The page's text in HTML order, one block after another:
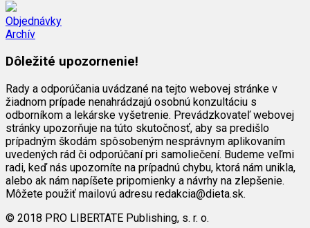
Objednávky
Archív
Dôležité upozornenie!
Rady a odporúčania uvádzané na tejto webovej stránke v
žiadnom prípade nenahrádzajú osobnú konzultáciu s
odborníkom a lekárske vyšetrenie. Prevádzkovateľ webovej
stránky upozorňuje na túto skutočnosť, aby sa predišlo
prípadným škodám spôsobeným nesprávnym aplikovaním
uvedených rád či odporúčaní pri samoliečení. Budeme veľmi
radi, keď nás upozorníte na prípadnú chybu, ktorá nám unikla,
alebo ak nám napíšete pripomienky a návrhy na zlepšenie.
Môžete použiť mailovú adresu redakcia@dieta.sk.
© 2018 PRO LIBERTATE Publishing, s. r. o.